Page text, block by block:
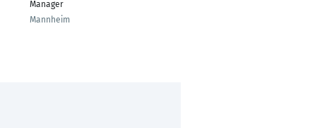
Manager
Mannheim